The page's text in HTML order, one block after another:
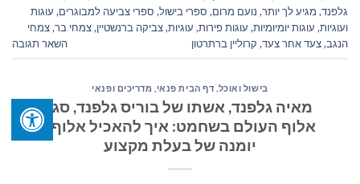
גלפנד, מגיע לך יותר, נועם מרום, ספרי בישול, ספרי צביעה למבוגרים, עוגות
ועוגיות, עוגות יומיומיות, עוגות פירות, עוגיות,צביקה ברנשטיין,צמחי בר,צמחי
הנגב,צעד אחר צעד, קרוליין ברתרטון השאר תגובה
בישול ואוכל דף הבית פנאי מדריכים ופנאי
מאיה גלפנד, אשתו של בוריס גלפנד, סגן
אלוף העולם בשחמט: איך להאכיל אלוף?
יומנה של בעלת מקצוע